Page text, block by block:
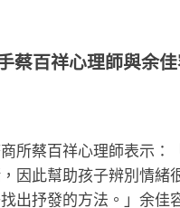
蔡百祥心理師與余
所蔡百祥心理師表示
因此幫助孩子辨別情緒
出抒發的方法。」余佳